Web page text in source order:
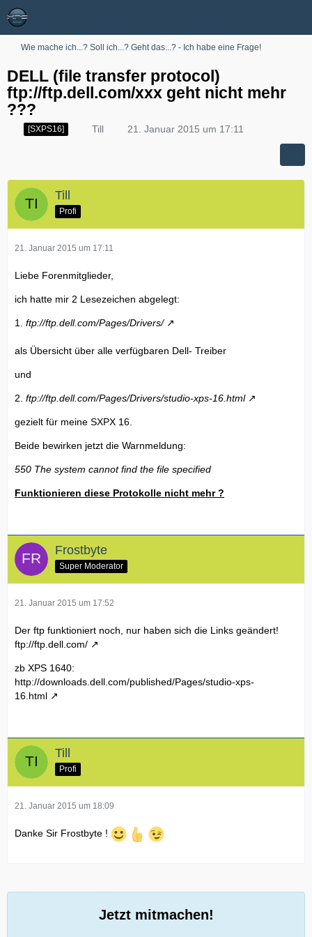
Wie mache ich...? Soll ich...? Geht das...? - Ich habe eine Frage!
DELL (file transfer protocol)
ftp://ftp.dell.com/xxx geht nicht mehr
???
[SXPS16] Till 21. Januar 2015 um 17:11
Till
Profi
21. Januar 2015 um 17:11
Liebe Forenmitglieder,
ich hatte mir 2 Lesezeichen abgelegt:
1. ftp://ftp.dell.com/Pages/Drivers/
als Übersicht über alle verfügbaren Dell- Treiber
und
2. ftp://ftp.dell.com/Pages/Drivers/studio-xps-16.html
gezielt für meine SXPX 16.
Beide bewirken jetzt die Warnmeldung:
550 The system cannot find the file specified
Funktionieren diese Protokolle nicht mehr ?
Frostbyte
Super Moderator
21. Januar 2015 um 17:52
Der ftp funktioniert noch, nur haben sich die Links geändert!
ftp://ftp.dell.com/
zb XPS 1640:
http://downloads.dell.com/published/Pages/studio-xps-
16.html
Till
Profi
21. Januar 2015 um 18:09
Danke Sir Frostbyte !
Jetzt mitmachen!